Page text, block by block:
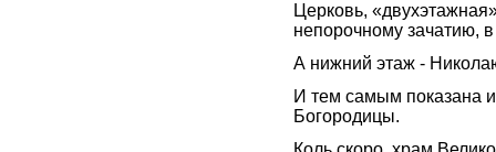
Церковь,
непорочному зачатию,
А нижний этаж -
И тем самым показана
Богородицы.